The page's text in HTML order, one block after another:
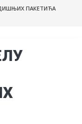
ПАКЕТИЋА